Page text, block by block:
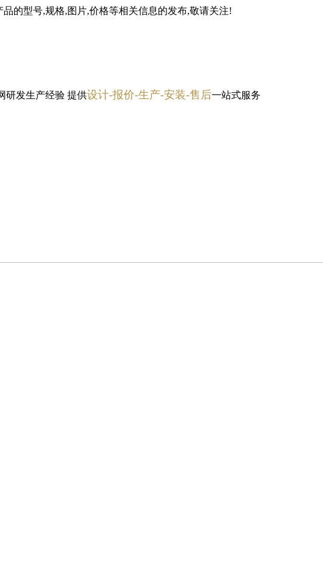
的型号,规格,图片,价格等相关信息的发布,敬请关注!
研发生产经验 提供设计-报价-生产-安装-售后一站式服务